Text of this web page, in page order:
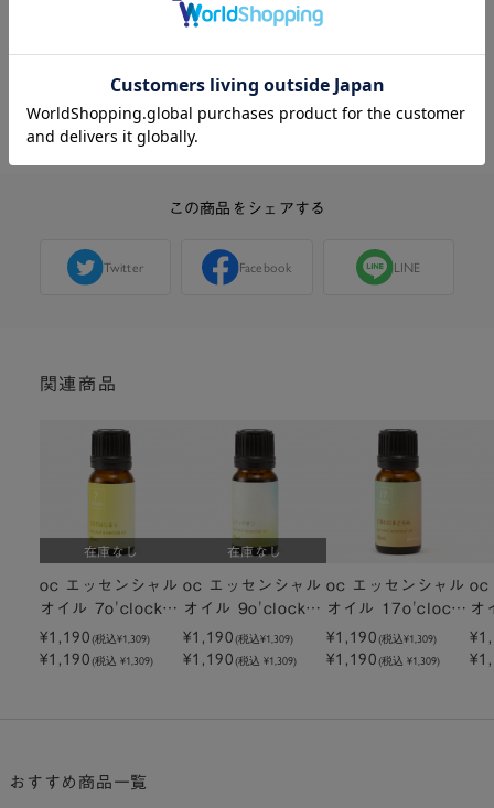
・天然由来の精油を使用しているため、品質を保つ
この商品に関する問い合わせ
この商品をシェアする
Twitter Facebook LINE
関連商品
在庫なし
oc エッセンシャル
オイル 7o'clock 1
0ml 一日のはじま
り
¥1,190(税込¥1,309)
¥1,190(税込 ¥1,309)
在庫なし
oc エッセンシャル
オイル 9o'clock 1
0ml スイッチオン
¥1,190(税込¥1,309)
¥1,190(税込 ¥1,309)
oc エッセンシャル
オイル 17o'clock
10ml 夕暮れのまど
ろみ
¥1,190(税込¥1,309)
¥1,190(税込 ¥1,309)
oc
オ
り
おすすめ商品一覧